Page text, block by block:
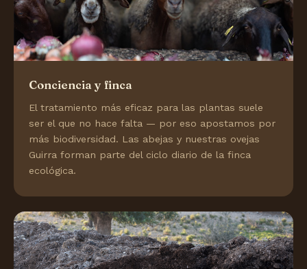
Conciencia y finca
El tratamiento más eficaz para las plantas suele
ser el que no hace falta — por eso apostamos por
más biodiversidad. Las abejas y nuestras ovejas
Guirra forman parte del ciclo diario de la finca
ecológica.